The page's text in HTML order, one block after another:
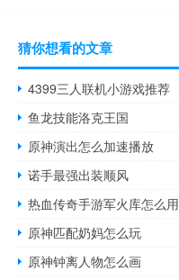
猜你想看的文章
4399三人联机小游戏推荐
鱼龙技能洛克王国
原神演出怎么加速播放
诺手最强出装顺风
热血传奇手游军火库怎么用
原神匹配奶妈怎么玩
原神钟离人物怎么画